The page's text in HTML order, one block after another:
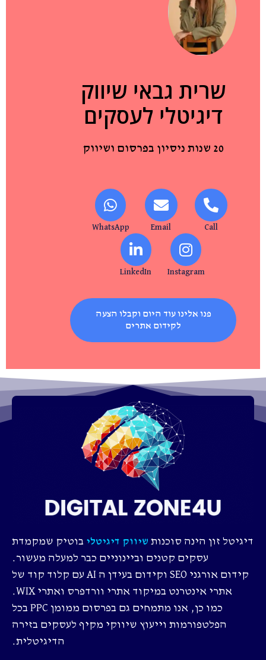
שרית גבאי שיווק
דיגיטלי לעסקים
20 שנות ניסיון בפרסום ושיווק
Call
Email
WhatsApp
Instagram
LinkedIn
פנו אלינו עוד היום וקבלו הצעה
לקידום אתרים
דיגיטל זון הינה סוכנות שיווק דיגיטלי בוטיק שמקמדת
עסקים קטנים וביינוניים כבר למעלה מעשור.
קידום אורגני SEO וקידום בעידן ה AI עם קלוד קוד של
אתרי אינטרנט במיקוד אתרי וורדפרס ואתרי WIX.
כמו כן, אנו מתמחים גם בפרסום ממומן PPC בכל
הפלטפורמות וייעוץ שיווקי מקיף לעסקים בזירה
הדיגיטלית.